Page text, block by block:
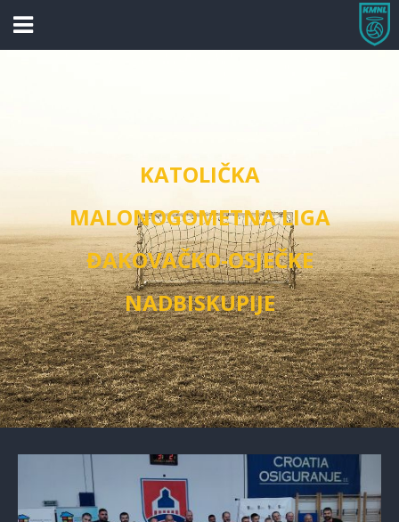
KATOLIČKA
MALONOGOMETNA LIGA
ĐAKOVAČKO-OSJEČKE
NADBISKUPIJE